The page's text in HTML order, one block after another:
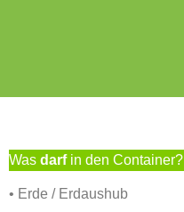
Was darfin den Container?
• Erde / Erdaushub